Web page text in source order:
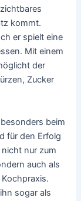
kommt.
er spielt eine
Mit einem
der
Zucker
beim
für den Erfolg
nur zum
auch als
sogar als